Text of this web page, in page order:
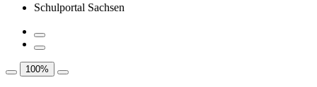
Schulportal Sachsen
100%